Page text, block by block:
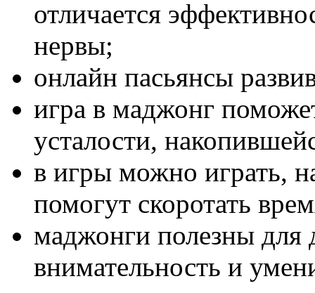
отличается
нервы;
онлайн пасьянсы
игра в маджонг
усталости,
в игры можно играть,
помогут скоротать
маджонги полезны для
внимательность и